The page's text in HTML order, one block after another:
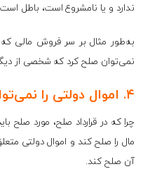
ندارد و یا نامشروع است، باطل
به‌طور مثال بر سر فروش مالی
نمی‌توان صلح کرد که شخصی از
۴. اموال دولتی را نمی‌توان مصالحه کرد
چرا که در قرارداد صلح، مورد
مال را صلح کند و اموال دولتی
آن صلح کند.